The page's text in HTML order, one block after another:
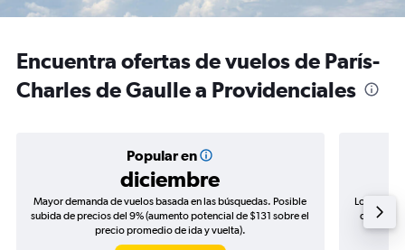
Encuentra ofertas de vuelos de París-
Charles de Gaulle a Providenciales
Popular en
diciembre
Mayor demanda de vuelos basada en las búsquedas. Posible
subida de precios del 9% (aumento potencial de $131 sobre el
precio promedio de ida y vuelta).
Los
de